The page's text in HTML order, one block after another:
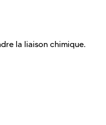
la liaison chimique.